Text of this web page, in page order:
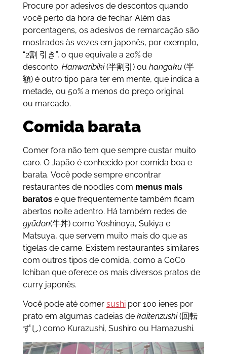
Procure por adesivos de descontos quando
você perto da hora de fechar. Além das
porcentagens, os adesivos de remarcação são
mostrados às vezes em japonês, por exemplo,
“2割 引き”, o que equivale a 20% de
desconto. Hanwaribiki(半割引) ou hangaku(半
額) é outro tipo para ter em mente, que indica a
metade, ou 50% a menos do preço original
ou marcado.
Comida barata
Comer fora não tem que sempre custar muito
caro. O Japão é conhecido por comida boa e
barata. Você pode sempre encontrar
restaurantes de noodles com menus mais
baratose que frequentemente também ficam
abertos noite adentro. Há também redes de
gyūdon(牛丼) como Yoshinoya, Sukiya e
Matsuya, que servem muito mais do que as
tigelas de carne. Existem restaurantes similares
com outros tipos de comida, como a CoCo
Ichiban que oferece os mais diversos pratos de
curry japonês.
Você pode até comer sushipor 100 ienes por
prato em algumas cadeias de kaitenzushi(回転
ずし)como Kurazushi, Sushiro ou Hamazushi.